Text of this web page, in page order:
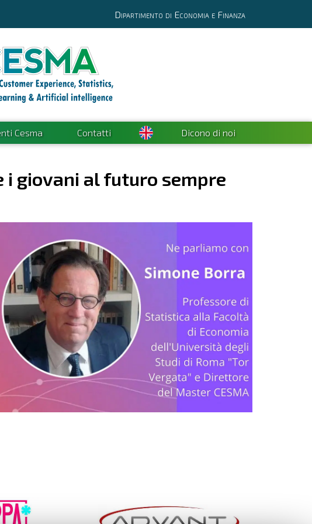
Dipartimento di Economia e Finanza
Cesma Contatti Dicono di noi
i giovani al futuro sempre